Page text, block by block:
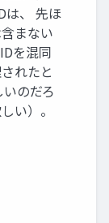
は、 先ほ
まない
を混同
れたと
のだろ
い）。